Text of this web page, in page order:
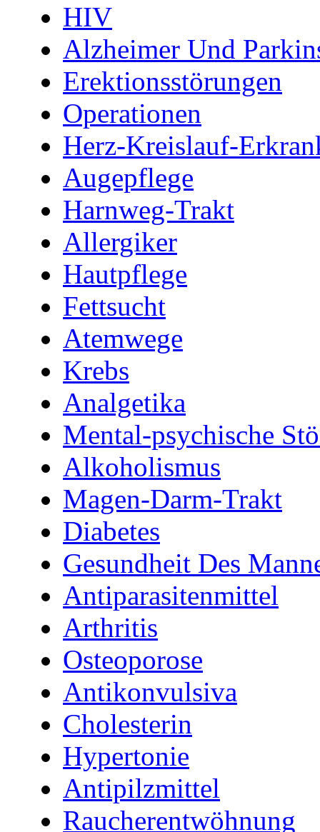
HIV
Alzheimer Und
Erektionsstörungen
Operationen
Herz-Kreislauf-
Augepflege
Harnweg-Trakt
Allergiker
Hautpflege
Fettsucht
Atemwege
Krebs
Analgetika
Mental-psychische
Alkoholismus
Magen-Darm-Trakt
Diabetes
Gesundheit Des
Antiparasitenmittel
Arthritis
Osteoporose
Antikonvulsiva
Cholesterin
Hypertonie
Antipilzmittel
Raucherentwöhnung